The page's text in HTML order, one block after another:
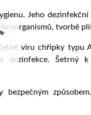
Jeho
tvorbě
viru chřipky typu
Šetrný
bezpečným